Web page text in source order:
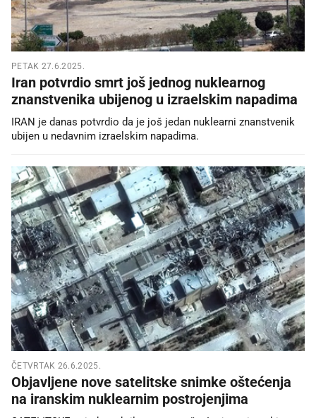
PETAK 27.6.2025.
Iran potvrdio smrt još jednog nuklearnog
znanstvenika ubijenog u izraelskim napadima
IRAN je danas potvrdio da je još jedan nuklearni znanstvenik
ubijen u nedavnim izraelskim napadima.
ČETVRTAK 26.6.2025.
Objavljene nove satelitske snimke oštećenja
na iranskim nuklearnim postrojenjima